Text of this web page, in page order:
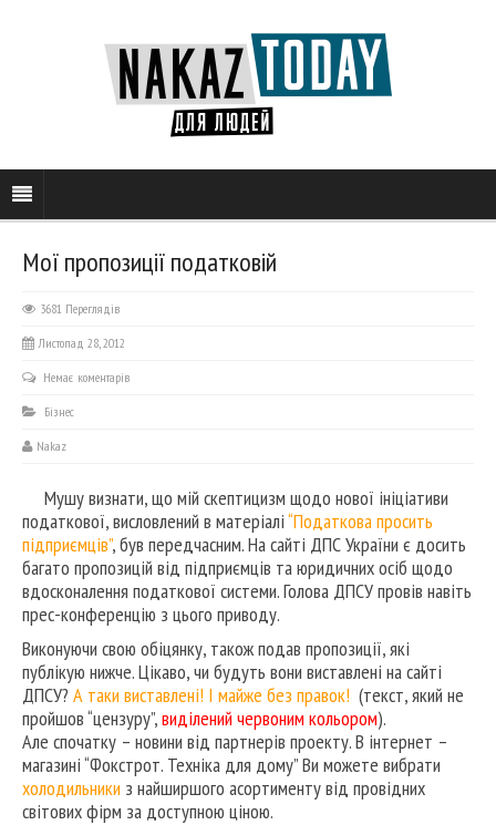
Мої пропозиції податковій
3681 Переглядів
Листопад 28, 2012
Немає коментарів
Бізнес
Nakaz
Мушу визнати, що мій скептицизм щодо нової ініціативи
податкової, висловлений в матеріалі“Податкова просить
підприємців”, був передчасним. На сайті ДПС України є досить
багато пропозицій від підприємців та юридичних осіб щодо
вдосконалення податкової системи. Голова ДПСУ провів навіть
прес-конференцію з цього приводу.
Виконуючи свою обіцянку, також подав пропозиції, які
публікую нижче. Цікаво, чи будуть вони виставлені на сайті
ДПСУ? А таки виставлені! І майже без правок! (текст, який не
пройшов “цензуру”,виділений червоним кольором).
Але спочатку – новини від партнерів проекту. В інтернет –
магазині “Фокстрот. Техніка для дому” Ви можете вибрати
холодильники з найширшого асортименту від провідних
світових фірм за доступною ціною.